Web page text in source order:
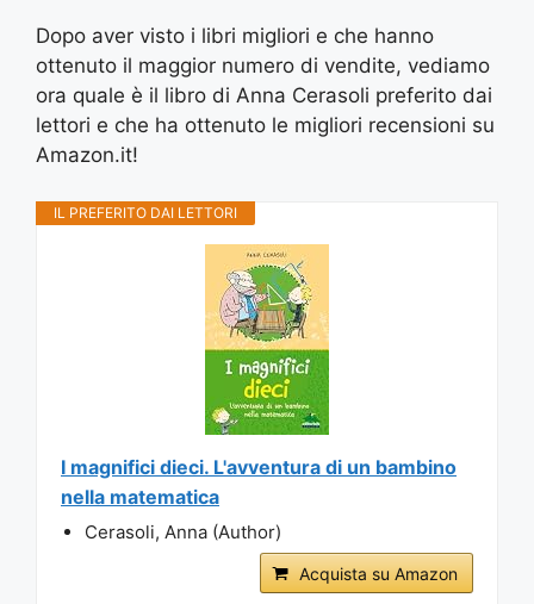
Dopo aver visto i libri migliori e che hanno
ottenuto il maggior numero di vendite, vediamo
ora quale è il libro di Anna Cerasoli preferito dai
lettori e che ha ottenuto le migliori recensioni su
Amazon.it!
IL PREFERITO DAI LETTORI
I magnifici dieci. L'avventura di un bambino
nella matematica
Cerasoli, Anna (Author)
Acquista su Amazon